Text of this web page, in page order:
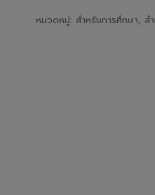
หมวดหมู่: สำหรับการศึกษา, ส